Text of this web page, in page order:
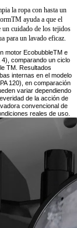
la ropa con hasta un
ayuda a que el
cuidado de los tejidos
para un lavado eficaz.
motor EcobubbleTM e
comparando un ciclo
TM. Resultados
internas en el modelo
120), en comparación
variar dependiendo
de la acción de
convencional de
reales de uso.